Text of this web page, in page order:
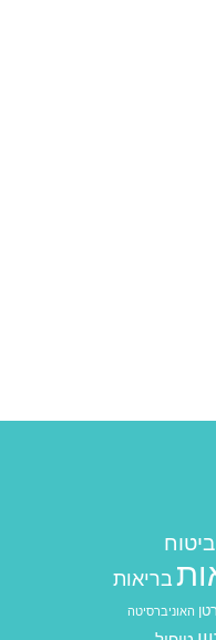
ביטוח
בריאות
האוניברסיטה